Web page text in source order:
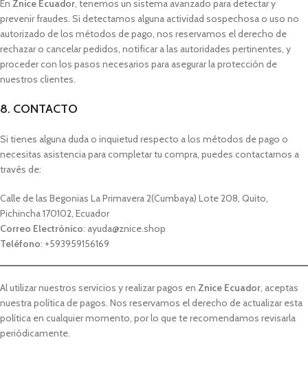
En Znice Ecuador, tenemos un sistema avanzado para detectar y
prevenir fraudes. Si detectamos alguna actividad sospechosa o uso no
autorizado de los métodos de pago, nos reservamos el derecho de
rechazar o cancelar pedidos, notificar a las autoridades pertinentes, y
proceder con los pasos necesarios para asegurar la protección de
nuestros clientes.
8. CONTACTO
Si tienes alguna duda o inquietud respecto a los métodos de pago o
necesitas asistencia para completar tu compra, puedes contactarnos a
través de:
Calle de las Begonias La Primavera 2(Cumbaya) Lote 208, Quito,
Pichincha 170102, Ecuador
Correo Electrónico: ayuda@znice.shop
Teléfono: +593959156169
Al utilizar nuestros servicios y realizar pagos en Znice Ecuador, aceptas
nuestra política de pagos. Nos reservamos el derecho de actualizar esta
política en cualquier momento, por lo que te recomendamos revisarla
periódicamente.